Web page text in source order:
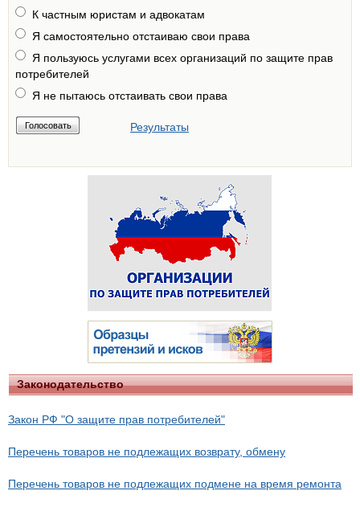
К частным юристам и адвокатам
Я самостоятельно отстаиваю свои права
Я пользуюсь услугами всех организаций по защите прав
потребителей
Я не пытаюсь отстаивать свои права
Результаты
Законодательство
Закон РФ "О защите прав потребителей"
Перечень товаров не подлежащих возврату, обмену
Перечень товаров не подлежащих подмене на время ремонта